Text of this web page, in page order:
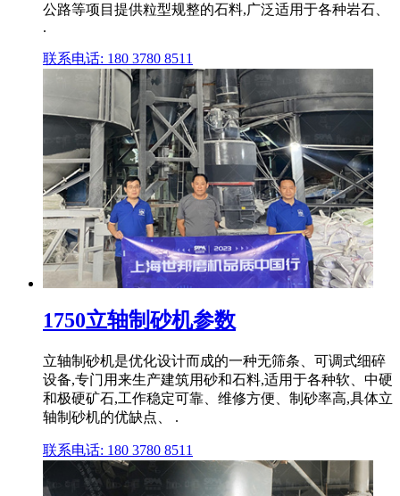
公路等项目提供粒型规整的石料,广泛适用于各种岩石、
.
联系电话: 180 3780 8511
1750立轴制砂机参数
立轴制砂机是优化设计而成的一种无筛条、可调式细碎
设备,专门用来生产建筑用砂和石料,适用于各种软、中硬
和极硬矿石,工作稳定可靠、维修方便、制砂率高,具体立
轴制砂机的优缺点、 .
联系电话: 180 3780 8511